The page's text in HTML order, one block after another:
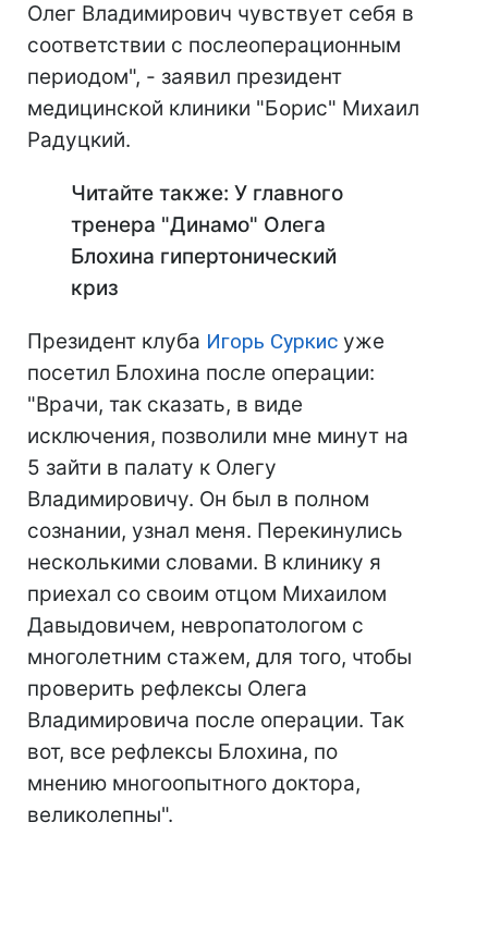
Олег Владимирович чувствует себя в
соответствии с послеоперационным
периодом", - заявил президент
медицинской клиники "Борис" Михаил
Радуцкий.
Читайте также: У главного
тренера "Динамо" Олега
Блохина гипертонический
криз
Президент клуба Игорь Суркис уже
посетил Блохина после операции:
"Врачи, так сказать, в виде
исключения, позволили мне минут на
5 зайти в палату к Олегу
Владимировичу. Он был в полном
сознании, узнал меня. Перекинулись
несколькими словами. В клинику я
приехал со своим отцом Михаилом
Давыдовичем, невропатологом с
многолетним стажем, для того, чтобы
проверить рефлексы Олега
Владимировича после операции. Так
вот, все рефлексы Блохина, по
мнению многоопытного доктора,
великолепны".